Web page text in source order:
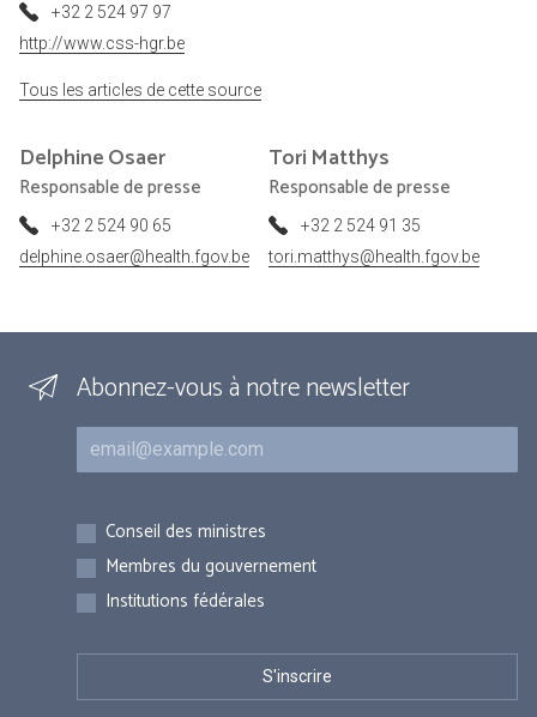
+32 2 524 97 97
http://www.css-hgr.be
Tous les articles de cette source
DelphineOsaer
Responsable de presse
+32 2 524 90 65
delphine.osaer@health.fgov.be
Tori Matthys
Responsable de presse
+32 2 524 91 35
tori.matthys@health.fgov.be
Abonnez-vous à notre newsletter
Courriel
Inscriptions
Conseil des ministres
Membres du gouvernement
Institutions fédérales